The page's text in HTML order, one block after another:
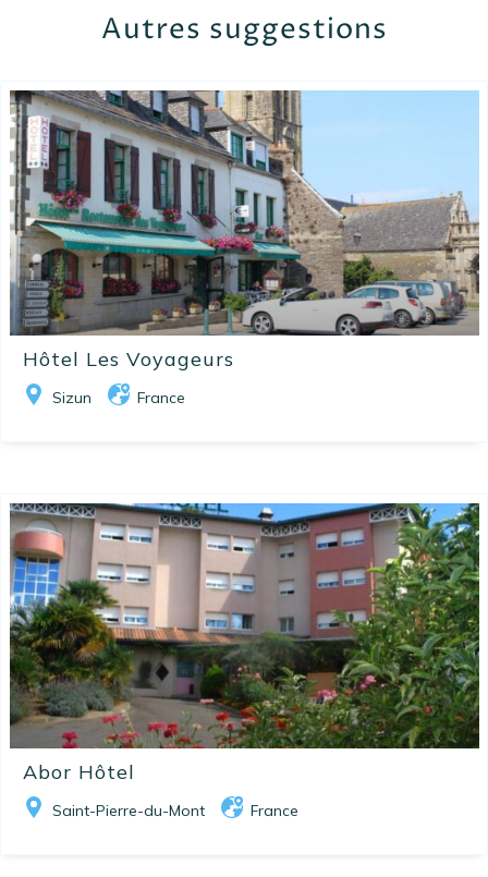
Autres suggestions
Hôtel Les Voyageurs
Sizun France
Abor Hôtel
Saint-Pierre-du-Mont France